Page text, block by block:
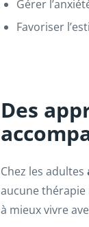
Gérer
Favoriser
Des
Chez les adultes
aucune thérapie
à mieux vivre